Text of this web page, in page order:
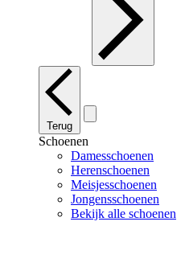
Terug
Schoenen
Damesschoenen
Herenschoenen
Meisjesschoenen
Jongensschoenen
Bekijk alle schoenen